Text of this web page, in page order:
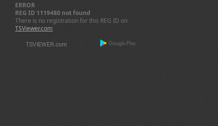
ERROR
REG ID 1119480 not found
There is no registration for this REG ID on
TSViewer.com